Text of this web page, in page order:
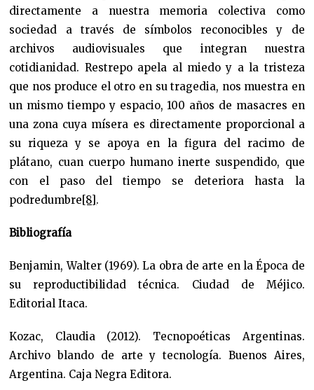
directamente a nuestra memoria colectiva como
sociedad a través de símbolos reconocibles y de
archivos audiovisuales que integran nuestra
cotidianidad. Restrepo apela al miedo y a la tristeza
que nos produce el otro en su tragedia, nos muestra en
un mismo tiempo y espacio, 100 años de masacres en
una zona cuya mísera es directamente proporcional a
su riqueza y se apoya en la figura del racimo de
plátano, cuan cuerpo humano inerte suspendido, que
con el paso del tiempo se deteriora hasta la
podredumbre [8] .
Bibliografía
Benjamin, Walter (1969). La obra de arte en la Época de
su reproductibilidad técnica. Ciudad de Méjico.
Editorial Itaca.
Kozac, Claudia (2012). Tecnopoéticas Argentinas.
Archivo blando de arte y tecnología. Buenos Aires,
Argentina. Caja Negra Editora.